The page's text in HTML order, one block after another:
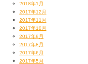
2018年1月
2017年12月
2017年11月
2017年10月
2017年9月
2017年8月
2017年6月
2017年5月